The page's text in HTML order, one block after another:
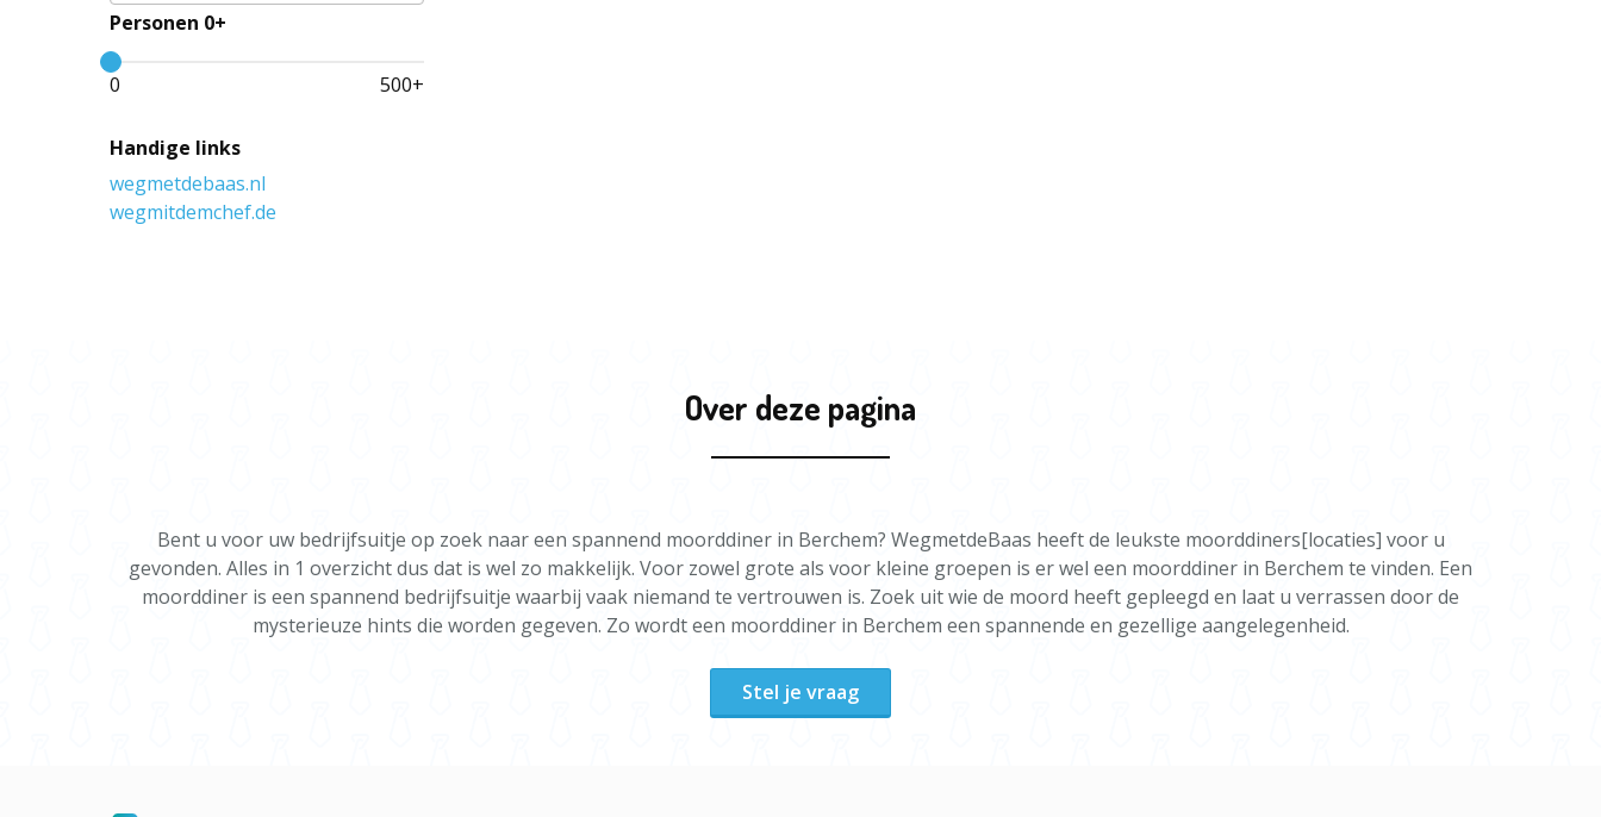
Personen 0+
0 500+
Handige links
wegmetdebaas.nl
wegmitdemchef.de
Over deze pagina
Bent u voor uw bedrijfsuitje op zoek naar een spannend moorddiner in Berchem? WegmetdeBaas heeft de leukste moorddiners[locaties] voor u
gevonden. Alles in 1 overzicht dus dat is wel zo makkelijk. Voor zowel grote als voor kleine groepen is er wel een moorddiner in Berchem te vinden. Een
moorddiner is een spannend bedrijfsuitje waarbij vaak niemand te vertrouwen is. Zoek uit wie de moord heeft gepleegd en laat u verrassen door de
mysterieuze hints die worden gegeven. Zo wordt een moorddiner in Berchem een spannende en gezellige aangelegenheid.
Stel je vraag